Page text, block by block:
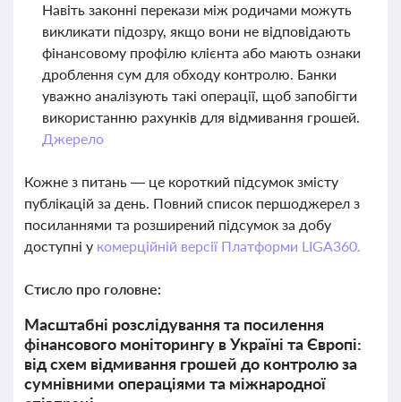
Навіть законні перекази між родичами можуть
викликати підозру, якщо вони не відповідають
фінансовому профілю клієнта або мають ознаки
дроблення сум для обходу контролю. Банки
уважно аналізують такі операції, щоб запобігти
використанню рахунків для відмивання грошей.
Джерело
Кожне з питань — це короткий підсумок змісту
публікацій за день. Повний список першоджерел з
посиланнями та розширений підсумок за добу
доступні у комерційній версії Платформи LIGA360.
Стисло про головне:
Масштабні розслідування та посилення
фінансового моніторингу в Україні та Європі:
від схем відмивання грошей до контролю за
сумнівними операціями та міжнародної